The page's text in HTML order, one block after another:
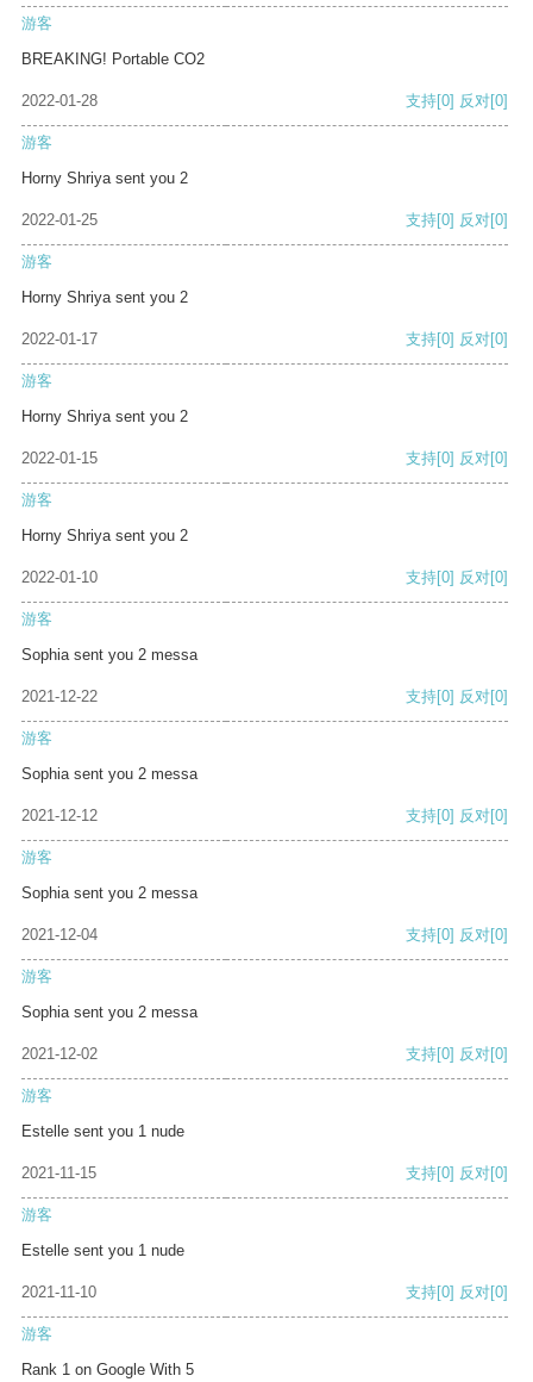
游客
BREAKING! Portable CO2
2022-01-28 支持[0] 反对[0]
游客
Horny Shriya sent you 2
2022-01-25 支持[0] 反对[0]
游客
Horny Shriya sent you 2
2022-01-17 支持[0] 反对[0]
游客
Horny Shriya sent you 2
2022-01-15 支持[0] 反对[0]
游客
Horny Shriya sent you 2
2022-01-10 支持[0] 反对[0]
游客
Sophia sent you 2 messa
2021-12-22 支持[0] 反对[0]
游客
Sophia sent you 2 messa
2021-12-12 支持[0] 反对[0]
游客
Sophia sent you 2 messa
2021-12-04 支持[0] 反对[0]
游客
Sophia sent you 2 messa
2021-12-02 支持[0] 反对[0]
游客
Estelle sent you 1 nude
2021-11-15 支持[0] 反对[0]
游客
Estelle sent you 1 nude
2021-11-10 支持[0] 反对[0]
游客
Rank 1 on Google With 5